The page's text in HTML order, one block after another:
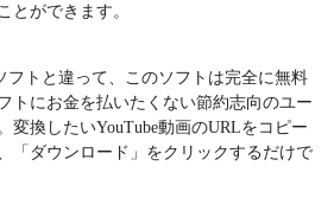
とができます。
フトと違って、このソフトは完全に無料
トにお金を払いたくない節約志向のユー
変換したいYouTube動画のURLをコピー
「ダウンロード」をクリックするだけで